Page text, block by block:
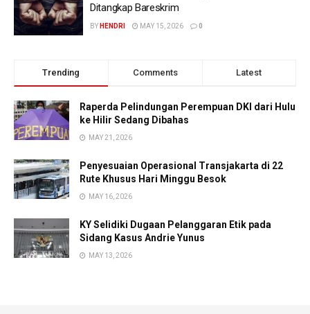
Ditangkap Bareskrim
BY HENDRI MAY 15, 2026 0
Trending Comments Latest
Raperda Pelindungan Perempuan DKI dari Hulu
ke Hilir Sedang Dibahas
MAY 21, 2026
Penyesuaian Operasional Transjakarta di 22
Rute Khusus Hari Minggu Besok
MAY 16, 2026
KY Selidiki Dugaan Pelanggaran Etik pada
Sidang Kasus Andrie Yunus
MAY 13, 2026